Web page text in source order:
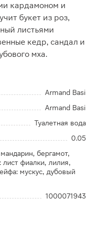
кардамоном и
букет из роз,
листьями
кедр, сандал и
мха.
Armand Basi
Armand Basi
Туалетная вода
0.05
бергамот,
лист фиалки, лилия,
мускус, дубовый
1000071943